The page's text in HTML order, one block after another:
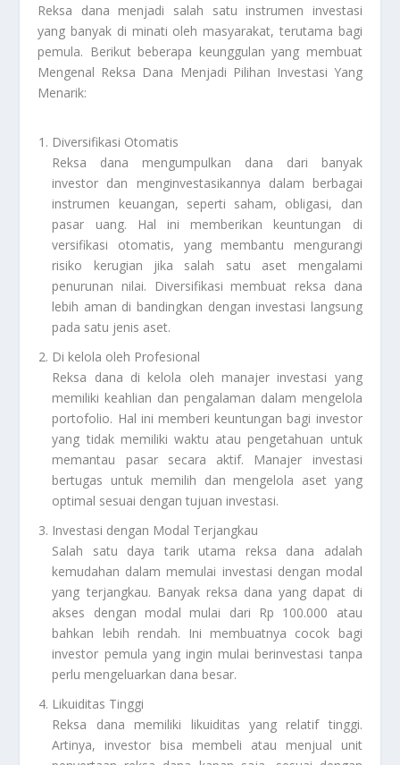
Reksa dana menjadi salah satu instrumen investasi
yang banyak di minati oleh masyarakat, terutama bagi
pemula. Berikut beberapa keunggulan yang membuat
Mengenal Reksa Dana Menjadi Pilihan Investasi Yang
Menarik:
Diversifikasi Otomatis
Reksa dana mengumpulkan dana dari banyak
investor dan menginvestasikannya dalam berbagai
instrumen keuangan, seperti saham, obligasi, dan
pasar uang. Hal ini memberikan keuntungan di
versifikasi otomatis, yang membantu mengurangi
risiko kerugian jika salah satu aset mengalami
penurunan nilai. Diversifikasi membuat reksa dana
lebih aman di bandingkan dengan investasi langsung
pada satu jenis aset.
Di kelola oleh Profesional
Reksa dana di kelola oleh manajer investasi yang
memiliki keahlian dan pengalaman dalam mengelola
portofolio. Hal ini memberi keuntungan bagi investor
yang tidak memiliki waktu atau pengetahuan untuk
memantau pasar secara aktif. Manajer investasi
bertugas untuk memilih dan mengelola aset yang
optimal sesuai dengan tujuan investasi.
Investasi dengan Modal Terjangkau
Salah satu daya tarik utama reksa dana adalah
kemudahan dalam memulai investasi dengan modal
yang terjangkau. Banyak reksa dana yang dapat di
akses dengan modal mulai dari Rp 100.000 atau
bahkan lebih rendah. Ini membuatnya cocok bagi
investor pemula yang ingin mulai berinvestasi tanpa
perlu mengeluarkan dana besar.
Likuiditas Tinggi
Reksa dana memiliki likuiditas yang relatif tinggi.
Artinya, investor bisa membeli atau menjual unit